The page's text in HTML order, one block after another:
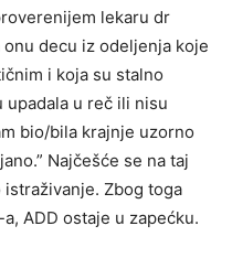
lekaru dr
decu iz odeljenja koje
i koja su stalno
upadala u reč ili nisu
bio/bila krajnje uzorno
Najčešće se na taj
istraživanje. Zbog toga
ADD ostaje u zapećku.